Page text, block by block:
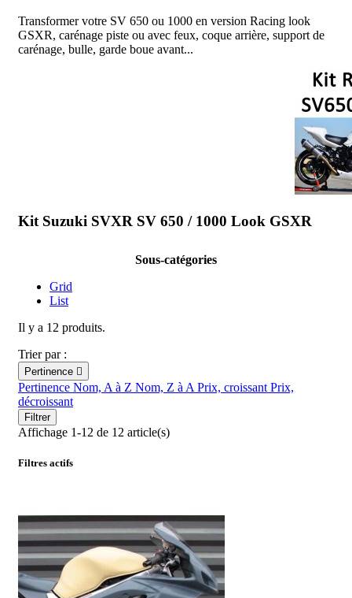
Transformer votre SV 650 ou 1000 en version Racing look
GSXR, carénage piste ou avec feux, coque arrière, support de
carénage, bulle, garde boue avant...
Kit Suzuki SVXR SV 650 / 1000 Look GSXR
Sous-catégories
Grid
List
Il y a 12 produits.
Trier par :
Pertinence 
Pertinence Nom, A à Z Nom, Z à A Prix, croissant Prix,
décroissant
Filtrer
Affichage 1-12 de 12 article(s)
Filtres actifs